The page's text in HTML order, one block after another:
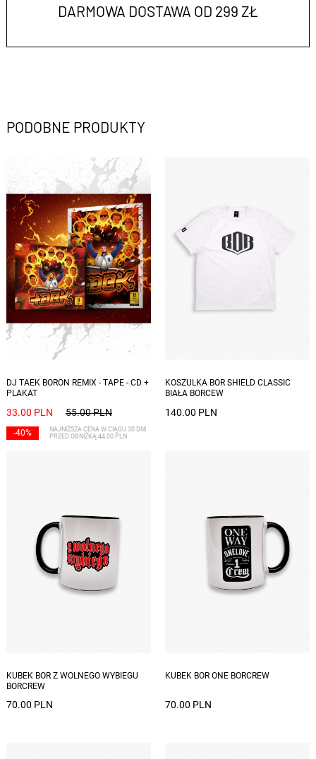
DARMOWA DOSTAWA OD 299 ZŁ
PODOBNE PRODUKTY
DJ TAEK BORON REMIX - TAPE - CD +
PLAKAT
33.00 PLN 55.00 PLN
-40%
NAJNIŻSZA CENA W CIĄGU 30 DNI
PRZED OBNIŻKĄ 44.00 PLN
KOSZULKA BOR SHIELD CLASSIC
BIAŁA BORCEW
140.00 PLN
KUBEK BOR Z WOLNEGO WYBIEGU
BORCREW
70.00 PLN
KUBEK BOR ONE BORCREW
70.00 PLN